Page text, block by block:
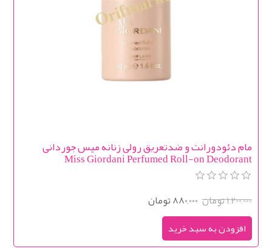
مام دئودورانت و ضدتعریق رولی زنانه میس جوردانی
Miss Giordani Perfumed Roll-on Deodorant
1,200,000 تومان 880,000 تومان